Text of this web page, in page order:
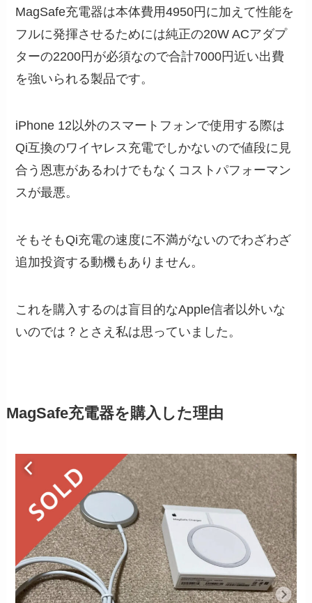
MagSafe充電器は本体費用4950円に加えて性能を
フルに発揮させるためには純正の20W ACアダプ
ターの2200円が必須なので合計7000円近い出費
を強いられる製品です。
iPhone 12以外のスマートフォンで使用する際は
Qi互換のワイヤレス充電でしかないので値段に見
合う恩恵があるわけでもなくコストパフォーマン
スが最悪。
そもそもQi充電の速度に不満がないのでわざわざ
追加投資する動機もありません。
これを購入するのは盲目的なApple信者以外いな
いのでは？とさえ私は思っていました。
MagSafe充電器を購入した理由